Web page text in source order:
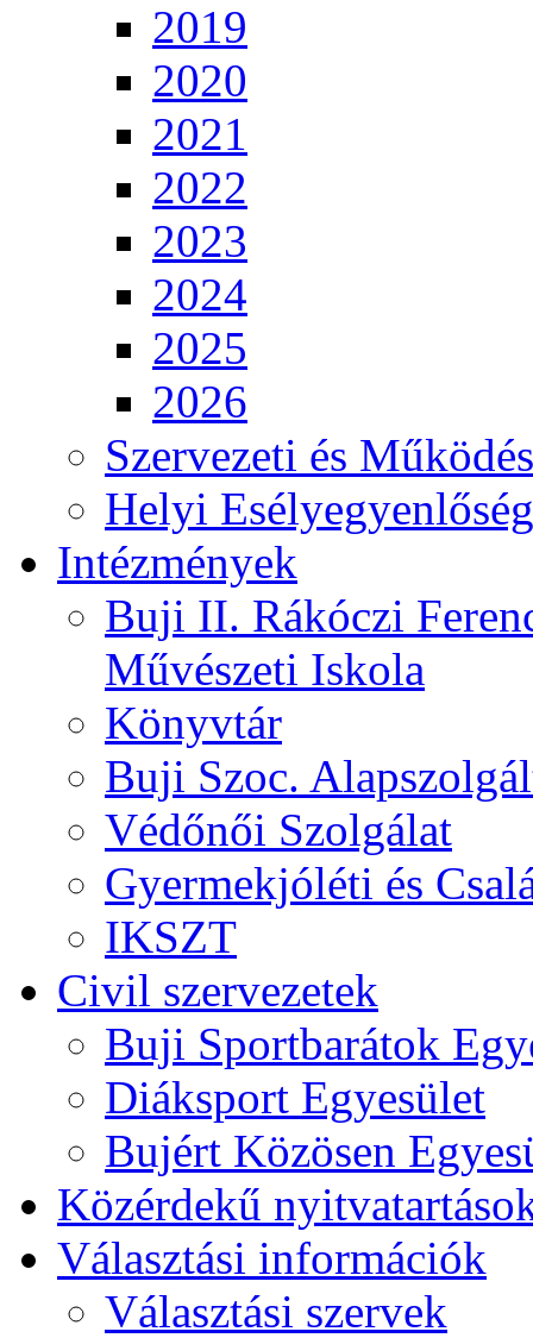
2019
2020
2021
2022
2023
2024
2025
2026
Szervezeti és
Helyi
Intézmények
Buji II. Rákóczi
Művészeti Iskola
Könyvtár
Buji Szoc.
Védőnői Szolgálat
Gyermekjóléti és
IKSZT
Civil szervezetek
Buji Sportbarátok
Diáksport Egyesület
Bujért Közösen
Közérdekű
Választási információk
Választási szervek